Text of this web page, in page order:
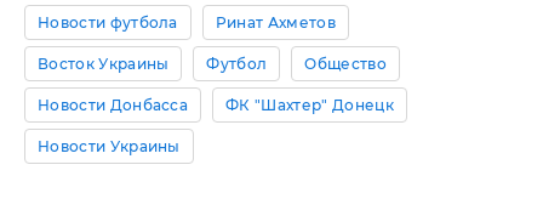
Новости футбола Ринат Ахметов
Восток Украины Футбол Общество
Новости Донбасса ФК "Шахтер" Донецк
Новости Украины